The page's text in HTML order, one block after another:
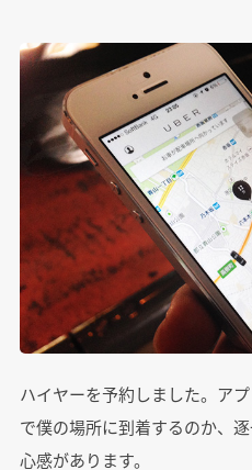
ハイヤーを予約しました。ア
で僕の場所に到着するのか、
心感があります。